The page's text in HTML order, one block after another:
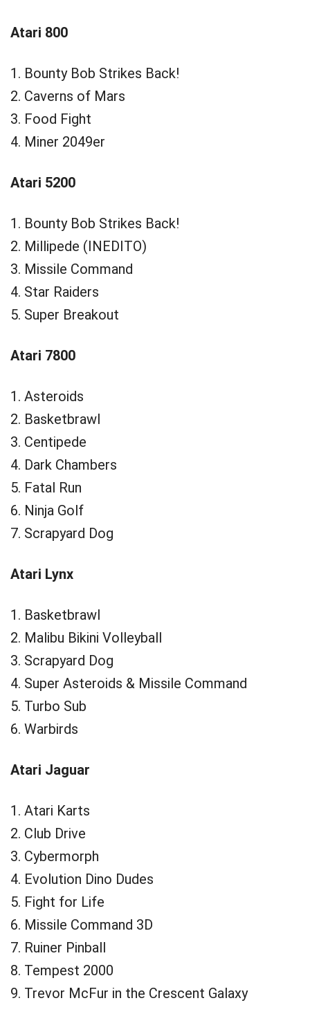
Atari 800
1. Bounty Bob Strikes Back!
2. Caverns of Mars
3. Food Fight
4. Miner 2049er
Atari 5200
1. Bounty Bob Strikes Back!
2. Millipede (INEDITO)
3. Missile Command
4. Star Raiders
5. Super Breakout
Atari 7800
1. Asteroids
2. Basketbrawl
3. Centipede
4. Dark Chambers
5. Fatal Run
6. Ninja Golf
7. Scrapyard Dog
Atari Lynx
1. Basketbrawl
2. Malibu Bikini Volleyball
3. Scrapyard Dog
4. Super Asteroids & Missile Command
5. Turbo Sub
6. Warbirds
Atari Jaguar
1. Atari Karts
2. Club Drive
3. Cybermorph
4. Evolution Dino Dudes
5. Fight for Life
6. Missile Command 3D
7. Ruiner Pinball
8. Tempest 2000
9. Trevor McFur in the Crescent Galaxy